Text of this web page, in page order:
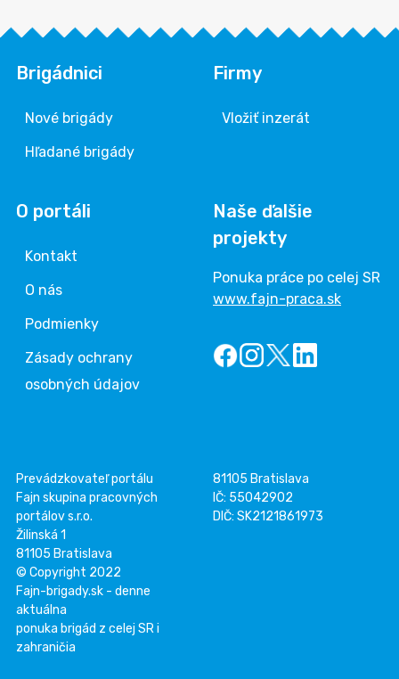
Brigádnici
Nové brigády
Hľadané brigády
Firmy
Vložiť inzerát
O portáli
Kontakt
O nás
Podmienky
Zásady ochrany
osobných údajov
Naše ďalšie
projekty
Ponuka práce po celej SR
www.fajn-praca.sk
Prevádzkovateľ portálu
Fajn skupina pracovných
portálov s.r.o.
Žilinská 1
81105 Bratislava
81105 Bratislava
IČ: 55042902
DIČ: SK2121861973
© Copyright 2022
Fajn-brigady.sk - denne
aktuálna
ponuka brigád z celej SR i
zahraničia